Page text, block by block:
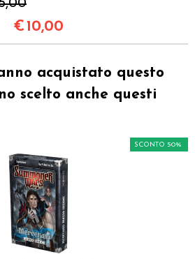
€ 10,00
acquistato questo
scelto anche questi
SCONTO 50%